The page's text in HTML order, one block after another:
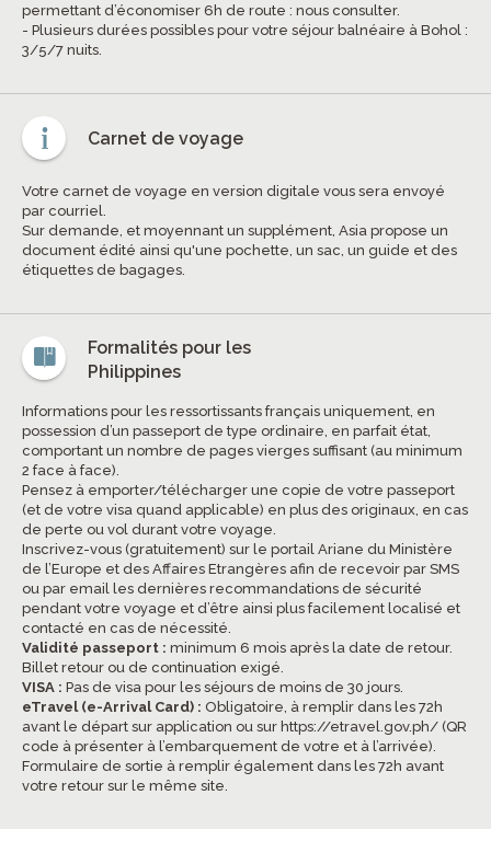
permettant d’économiser 6h de route : nous consulter.
- Plusieurs durées possibles pour votre séjour balnéaire à Bohol :
3/5/7 nuits.
Carnet de voyage
Votre carnet de voyage en version digitale vous sera envoyé
par courriel.
Sur demande, et moyennant un supplément, Asia propose un
document édité ainsi qu'une pochette, un sac, un guide et des
étiquettes de bagages.
Formalités pour les
Philippines
Informations pour les ressortissants français uniquement, en
possession d’un passeport de type ordinaire, en parfait état,
comportant un nombre de pages vierges suffisant (au minimum
2 face à face).
Pensez à emporter/télécharger une copie de votre passeport
(et de votre visa quand applicable) en plus des originaux, en cas
de perte ou vol durant votre voyage.
Inscrivez-vous (gratuitement) sur le portail Ariane du Ministère
de l’Europe et des Affaires Etrangères afin de recevoir par SMS
ou par email les dernières recommandations de sécurité
pendant votre voyage et d’être ainsi plus facilement localisé et
contacté en cas de nécessité.
Validité passeport : minimum 6 mois après la date de retour.
Billet retour ou de continuation exigé.
VISA : Pas de visa pour les séjours de moins de 30 jours.
eTravel (e-Arrival Card) : Obligatoire, à remplir dans les 72h
avant le départ sur application ou sur https://etravel.gov.ph/ (QR
code à présenter à l’embarquement de votre et à l’arrivée).
Formulaire de sortie à remplir également dans les 72h avant
votre retour sur le même site.